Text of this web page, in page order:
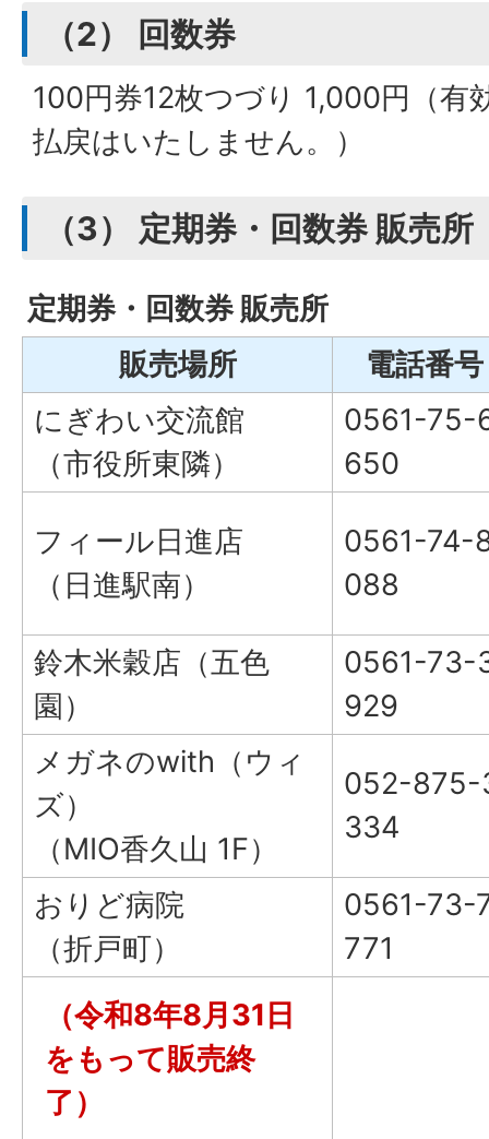
（2） 回数券
100円券12枚つづり 1,000円（有
払戻はいたしません。）
（3） 定期券・回数券 販売所
定期券・回数券 販売所
販売場所
電話番号
にぎわい交流館
（市役所東隣）
0561-75-
650
フィール日進店
（日進駅南）
0561-74-
088
鈴木米穀店（五色
園）
0561-73-
929
メガネのwith（ウィ
ズ）
（MIO香久山 1F）
052-875-
334
おりど病院
（折戸町）
0561-73-
771
（令和8年8月31日
をもって販売終
了）